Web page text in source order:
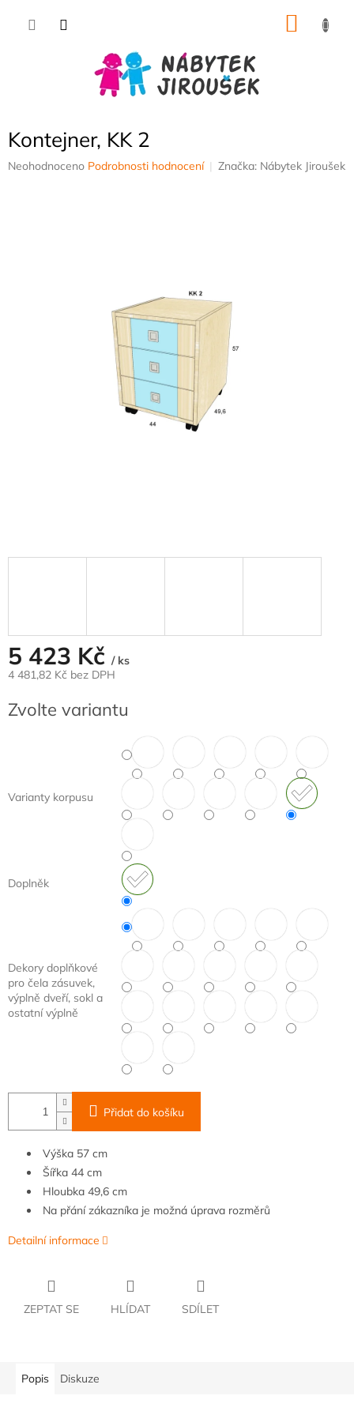
Kontejner, KK 2
Průměrné
Neohodnoceno Podrobnosti hodnocení Značka: Nábytek Jiroušek
5 423 Kč / ks
4 481,82 Kč bez DPH
cena:
Zvolte variantu
Varianty korpusu
Doplněk
Dekory doplňkové
pro čela zásuvek,
výplně dveří, sokl a
ostatní výplně
Přidat do košíku
Výška 57 cm
Šířka 44 cm
Hloubka 49,6 cm
Na přání zákazníka je možná úprava rozměrů
Detailní informace
ZEPTAT SE HLÍDAT SDÍLET
Popis Diskuze